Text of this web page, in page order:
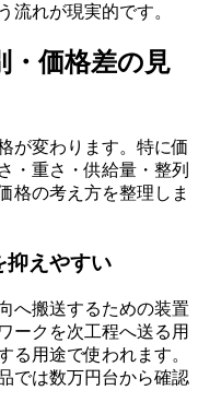
流れが現実的です。
・価格差の見
が変わります。特に価
・重さ・供給量・整列
格の考え方を整理しま
抑えやすい
へ搬送するための装置
ークを次工程へ送る用
る用途で使われます。
では数万円台から確認